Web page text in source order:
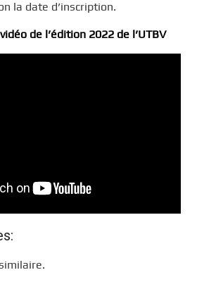
la date d’inscription.
de l’édition 2022 de l’UTBV